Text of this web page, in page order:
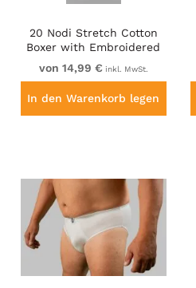
20 Nodi Stretch Cotton
Boxer with Embroidered
Long Leg Grey
von 14,99 € inkl. MwSt.
In den Warenkorb legen